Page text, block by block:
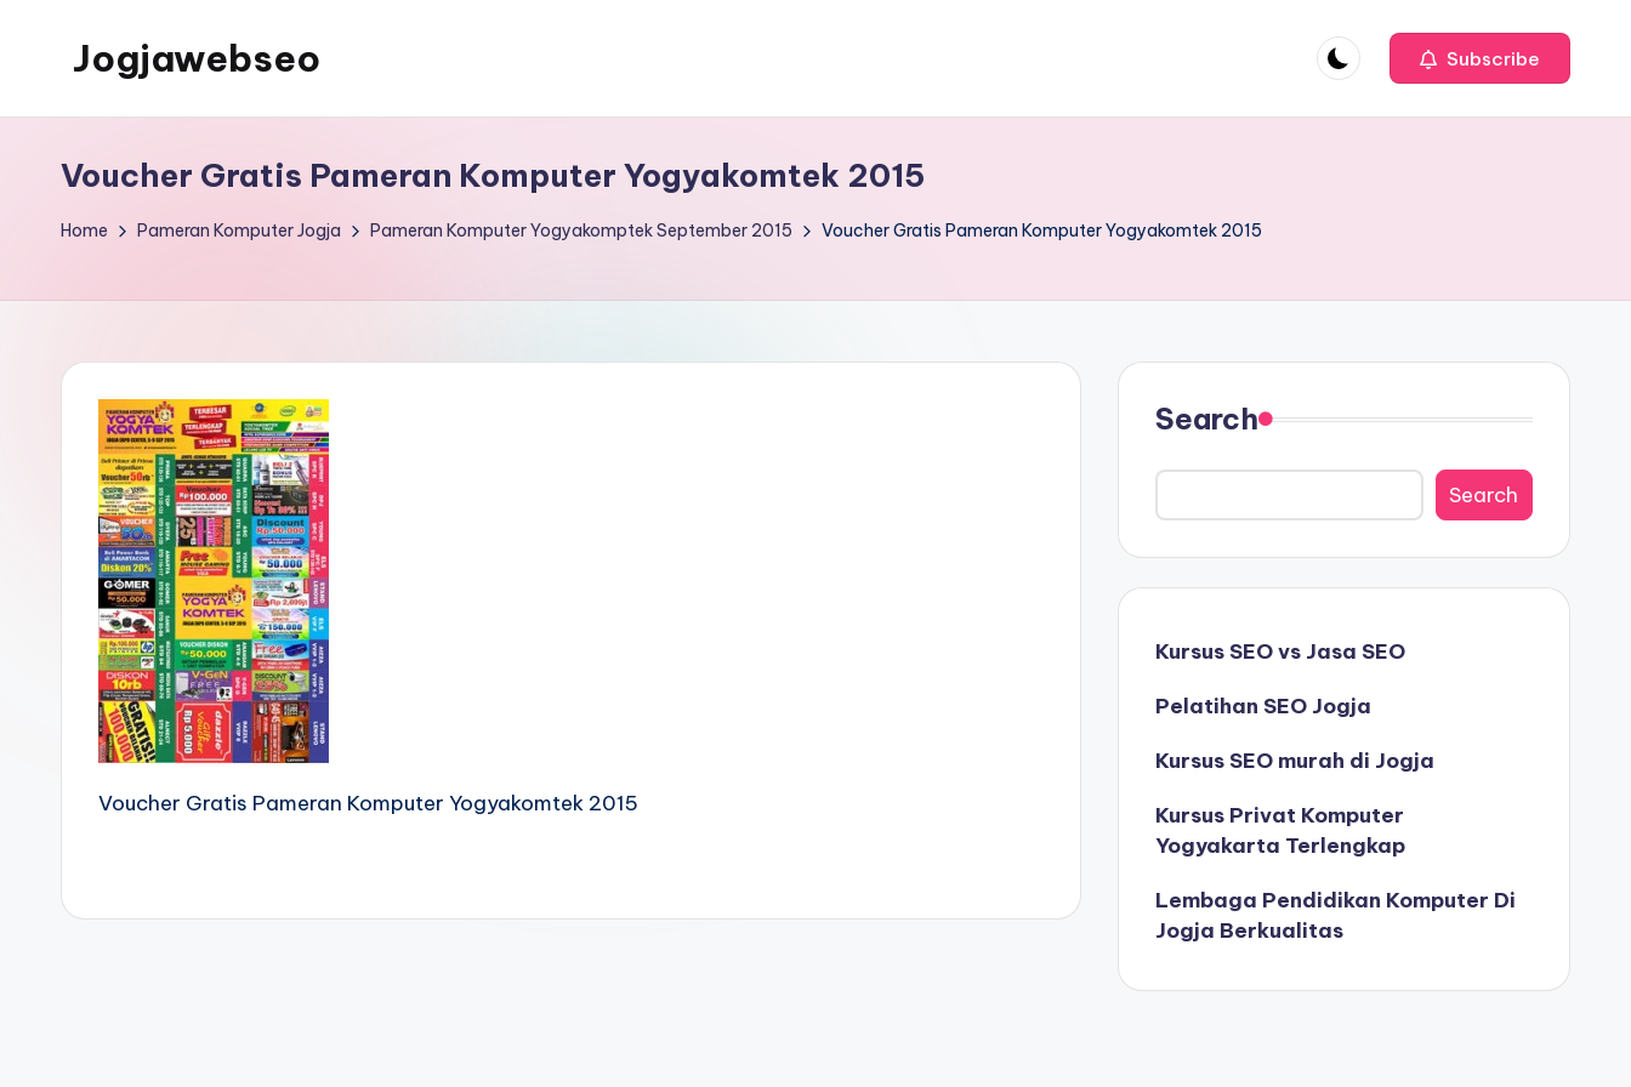
Jogjawebseo Subscribe
Voucher Gratis Pameran Komputer Yogyakomtek 2015
Home Pameran Komputer Jogja Pameran Komputer Yogyakomptek September 2015 Voucher Gratis Pameran Komputer Yogyakomtek 2015
Voucher Gratis Pameran Komputer Yogyakomtek 2015
Search
Search
Kursus SEO vs Jasa SEO
Pelatihan SEO Jogja
Kursus SEO murah di Jogja
Kursus Privat Komputer
Yogyakarta Terlengkap
Lembaga Pendidikan Komputer Di
Jogja Berkualitas